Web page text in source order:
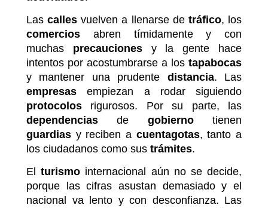
Lascalles vuelven a llenarse de tráfico, los
comercios abren tímidamente y con
muchas precaucionesy la gente hace
intentos por acostumbrarse a los tapabocas
y mantener una prudente distancia. Las
empresas empiezan a rodar siguiendo
protocolos rigurosos. Por su parte, las
dependencias de gobiernotienen
guardias y reciben a cuentagotas, tanto a
los ciudadanos como sus trámites.
Elturismo internacional aún no se decide,
porque las cifras asustan demasiado y el
nacional va lento y con desconfianza. Las